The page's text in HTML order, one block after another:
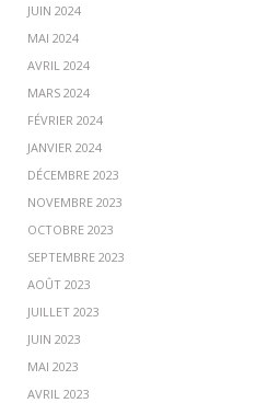
JUIN 2024
MAI 2024
AVRIL 2024
MARS 2024
FÉVRIER 2024
JANVIER 2024
DÉCEMBRE 2023
NOVEMBRE 2023
OCTOBRE 2023
SEPTEMBRE 2023
AOÛT 2023
JUILLET 2023
JUIN 2023
MAI 2023
AVRIL 2023